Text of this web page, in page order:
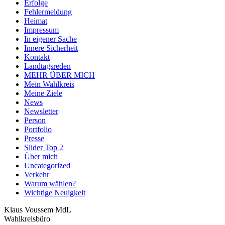
Erfolge
Fehlermeldung
Heimat
Impressum
In eigener Sache
Innere Sicherheit
Kontakt
Landtagsreden
MEHR ÜBER MICH
Mein Wahlkreis
Meine Ziele
News
Newsletter
Person
Portfolio
Presse
Slider Top 2
Über mich
Uncategorized
Verkehr
Warum wählen?
Wichtige Neuigkeit
Klaus Voussem MdL
Wahlkreisbüro